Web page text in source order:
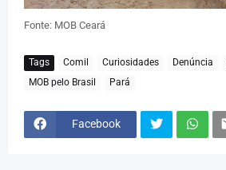
Fonte: MOB Ceará
Tags Comil Curiosidades Denúncia
MOB pelo Brasil
Pará
Facebook